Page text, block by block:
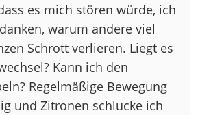
es mich stören würde, ich
warum andere viel
Schrott verlieren. Liegt es
Kann ich den
Regelmäßige Bewegung
und Zitronen schlucke ich